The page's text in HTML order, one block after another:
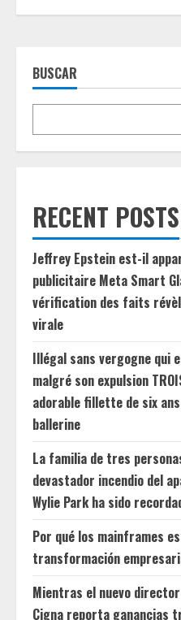
BUSCAR
RECENT POSTS
Jeffrey Epstein est-il
publicitaire Meta Smart
vérification des faits
virale
Illégal sans vergogne qui
malgré son expulsion
adorable fillette de six
ballerine
La familia de tres
devastador incendio del
Wylie Park ha sido
Por qué los mainframes
transformación
Mientras el nuevo
Cigna reporta ganancias